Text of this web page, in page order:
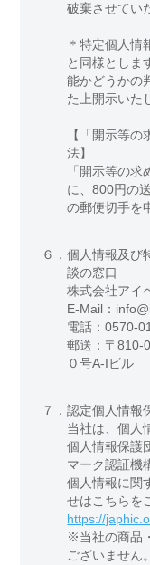
破棄させてい
＊特定個人情
と同様としま
能かどうかの
た上開示いた
【「開示等
法】
「開示等の
に、800円の
の郵便切手を
６．個人情報及び
談の窓口
株式会社アイ
E-Mail：
電話：0570-
郵送：〒810-
０号A-Iビル
７．認定個人情報
当社は、個人
個人情報保護
マーク認証機
個人情報に関
せはこちらを
https://
※当社の商品
ございません。